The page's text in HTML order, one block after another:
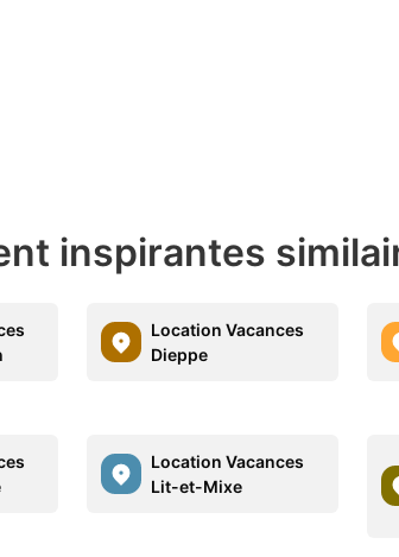
inspirantes
Location Vacances
Dieppe
Location Vacances
Lit-et-Mixe